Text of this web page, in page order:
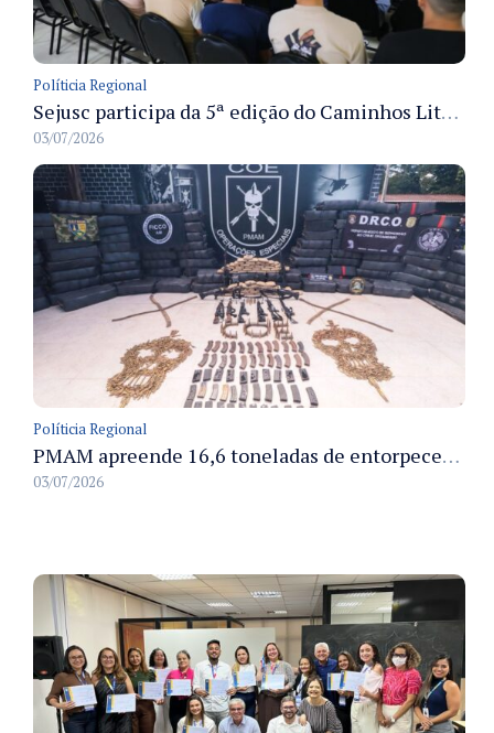
Políticia Regional
Sejusc participa da 5ª edição do Caminhos Literários com foco na cultura hip-hop nas unidades socioeducativas
03/07/2026
Políticia Regional
PMAM apreende 16,6 toneladas de entorpecentes e registra aumento nas prisões em flagrante e nas capturas de foragidos no primeiro semestre de 2026
03/07/2026